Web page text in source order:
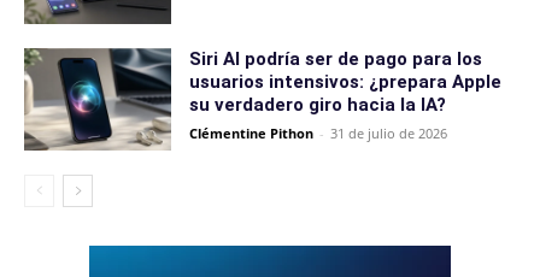
Siri AI podría ser de pago para los
usuarios intensivos: ¿prepara Apple
su verdadero giro hacia la IA?
Clémentine Pithon - 31 de julio de 2026